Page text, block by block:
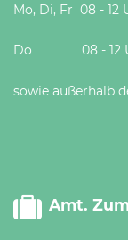
Mo, Di, Fr 08 - 12
Do 08 - 12 Uhr
sowie außerhalb
Amt.